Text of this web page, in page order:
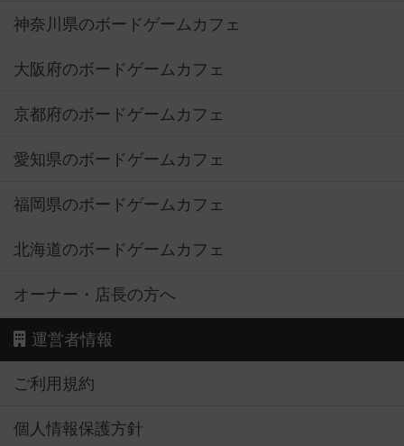
神奈川県のボードゲームカフェ
大阪府のボードゲームカフェ
京都府のボードゲームカフェ
愛知県のボードゲームカフェ
福岡県のボードゲームカフェ
北海道のボードゲームカフェ
オーナー・店長の方へ
運営者情報
ご利用規約
個人情報保護方針